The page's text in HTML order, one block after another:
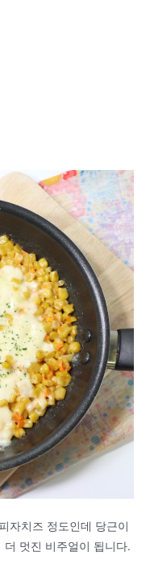
자치즈 정도인데 당근이
멋진 비주얼이 됩니다.